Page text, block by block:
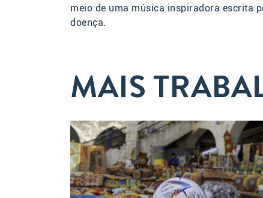
meio de uma música inspiradora escrita
doença.
MAIS